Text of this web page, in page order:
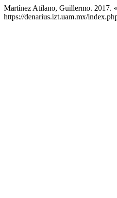
Martínez Atilano, Guillermo.
https://denarius.izt.uam.mx/